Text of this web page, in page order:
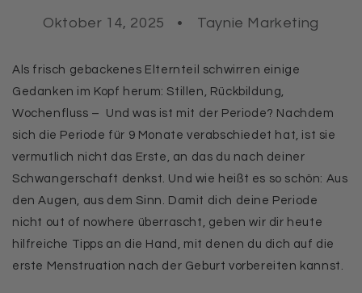
Oktober 14, 2025 Taynie Marketing
Als frisch gebackenes Elternteil schwirren einige
Gedanken im Kopf herum:Stillen, Rückbildung,
Wochenfluss –
Und was ist mit der Periode? Nachdem
sich die Periode für 9 Monate verabschiedet hat, ist sie
vermutlich nicht das Erste, an das du nach deiner
Schwangerschaft denkst. Und wie heißt es so schön: Aus
den Augen, aus dem Sinn. Damit dich deine Periode
nicht out of nowhere überrascht, geben wir dir heute
hilfreiche Tipps an die Hand, mit denen du dich auf die
erste Menstruation nach der Geburt vorbereiten kannst.